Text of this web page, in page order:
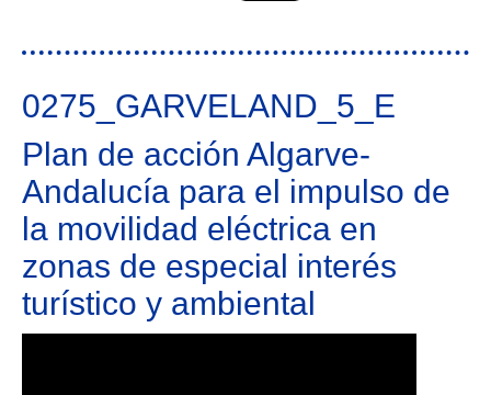
0275_GARVELAND_5_E
Plan de acción Algarve-
Andalucía para el impulso de
la movilidad eléctrica en
zonas de especial interés
turístico y ambiental